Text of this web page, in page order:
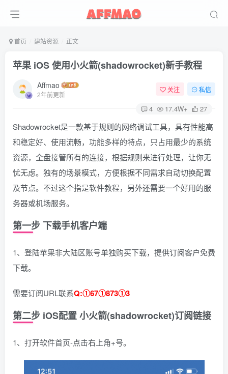
首页 建站资源 正文
苹果 iOS 使用小火箭(shadowrocket)新手教程
Affmao
2年前更新
关注 私信
4 17.4W+ 27
Shadowrocket是一款基于规则的网络调试工具，具有性能高
和稳定好、使用流畅，功能多样的特点，只占用最少的系统
资源，全盘接管所有的连接，根据规则来进行处理，让你无
忧无虑。独有的场景模式，方便根据不同需求自动切换配置
及节点。不过这个指是软件教程，另外还需要一个好用的服
务器或机场服务。
第一步 下载手机客户端
1、登陆苹果非大陆区账号单独购买下载，提供订阅客户免费
下载。
需要订阅URL联系Q:①67①873①3
第二步 iOS配置 小火箭(shadowrocket)订阅链接
1、打开软件首页-点击右上角+号。